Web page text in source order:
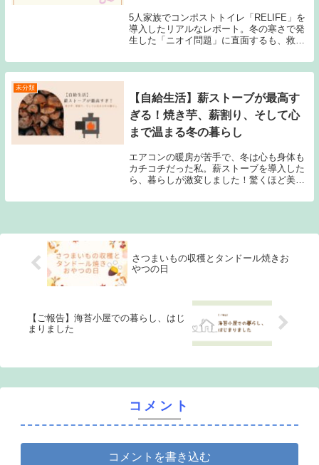
5人家族でコンポストトイレ「RELIFE」を
導入したリアルなレポート。冬の寒さで発
生した「ニオイ問題」に直面するも、救世
を活性化させて、「森の香り」になったコ
ンポストトイレの技を公開。
未分類
【自給生活】薪ストーブが最高す
ぎる！焼き芋、薪割り、そして心
まで温まる冬の暮らし
エアコンの暖房が苦手で、冬は心も身体も
カチコチだった私。薪ストーブを導入した
ら、暮らしが激変しました！驚くほど美味
験。不便を楽しむ自給チャレンジ生活で見
さつまいもの収穫とタンドール焼きお
やつの日
【ご報告】海苔小屋での暮らし、はじ
まりました
コメント
コメントを書き込む